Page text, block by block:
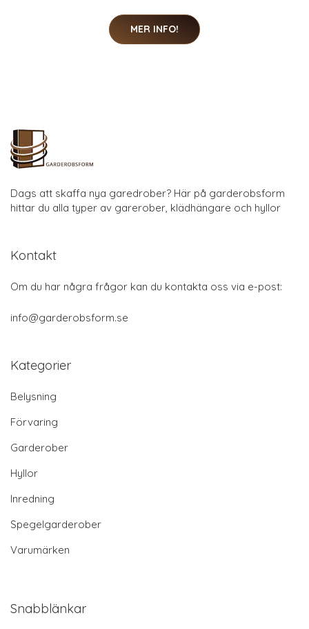
MER INFO!
Dags att skaffa nya garedrober? Här på garderobsform
hittar du alla typer av garerober, klädhängare och hyllor
Kontakt
Om du har några frågor kan du kontakta oss via e-post:
info@garderobsform.se
Kategorier
Belysning
Förvaring
Garderober
Hyllor
Inredning
Spegelgarderober
Varumärken
Snabblänkar